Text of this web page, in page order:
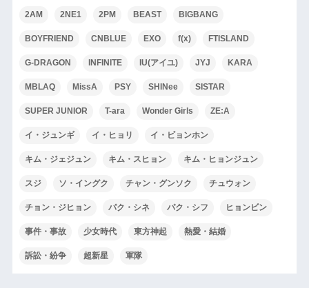
2AM 2NE1 2PM BEAST BIGBANG
BOYFRIEND CNBLUE EXO f(x) FTISLAND
G-DRAGON INFINITE IU(アイユ) JYJ KARA
MBLAQ MissA PSY SHINee SISTAR
SUPER JUNIOR T-ara Wonder Girls ZE:A
イ・ジュンギ イ・ヒョリ イ・ビョンホン
キム・ジェジュン キム・スヒョン キム・ヒョンジュン
スジ ソ・イングク チャン・グンソク チュウォン
チョン・ジヒョン パク・シネ パク・シフ ヒョンビン
事件・事故 少女時代 東方神起 熱愛・結婚
訴訟・紛争 超新星 軍隊